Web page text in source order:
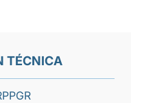
TÉCNICA